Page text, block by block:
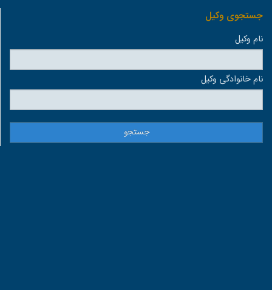
جستجوی وكيل
نام وكيل
نام خانوادگی وكيل